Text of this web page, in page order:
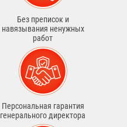
Без преписок и
навязывания ненужных
работ
Персональная гарантия
генерального директора